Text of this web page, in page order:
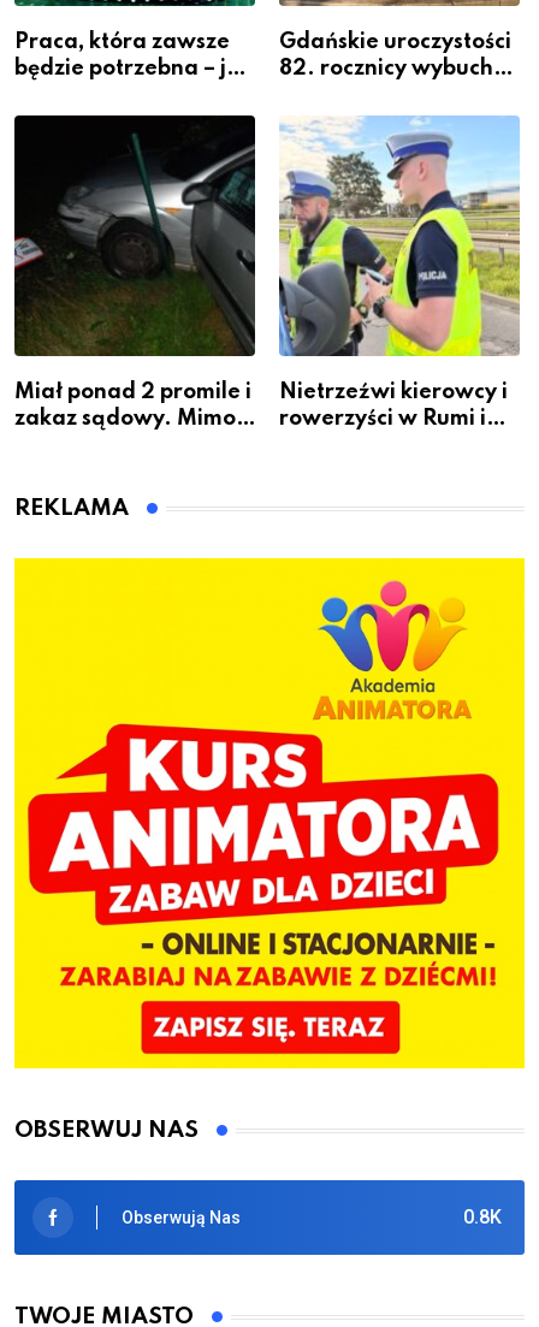
Praca, która zawsze
będzie potrzebna – jak
zawodem przyszłości i
gdzie się go nauczyć?
Gdańskie uroczystości
82. rocznicy wybuchu
Warszawskiego
Miał ponad 2 promile i
zakaz sądowy. Mimo
Bolszewie i uderzył w
Nietrzeźwi kierowcy i
rowerzyści w Rumi i
REKLAMA
OBSERWUJ NAS
0.8K
Obserwują Nas
TWOJE MIASTO